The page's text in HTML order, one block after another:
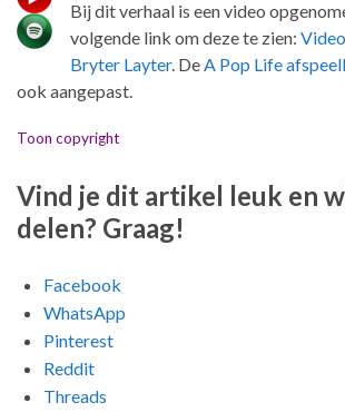
Bij dit verhaal is een video
volgende link om deze te zien:
Bryter Layter. DeA Pop Life
ook aangepast.
Toon copyright
Vind je dit artikel leuk en
delen? Graag!
Facebook
WhatsApp
Pinterest
Reddit
Threads